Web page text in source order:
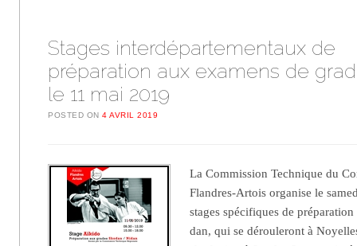
Stages interdépartementaux de
préparation aux examens de
le 11 mai 2019
POSTED ON4 AVRIL 2019
La Commission Technique du
Flandres-Artois organise le
stages spécifiques de
dan, qui se dérouleront à